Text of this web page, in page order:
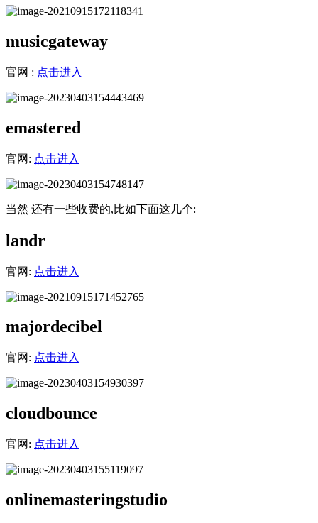
musicgateway
官网 : 点击进入
emastered
官网: 点击进入
当然 还有一些收费的,比如下面这几个:
landr
官网: 点击进入
majordecibel
官网: 点击进入
cloudbounce
官网: 点击进入
onlinemasteringstudio